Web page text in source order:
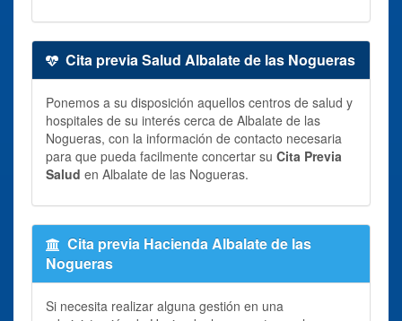
Cita previa Salud Albalate de las Nogueras
Ponemos a su disposición aquellos centros de salud y
hospitales de su interés cerca de Albalate de las
Nogueras, con la información de contacto necesaria
para que pueda facilmente concertar su Cita Previa
Salud en Albalate de las Nogueras.
Cita previa Hacienda Albalate de las
Nogueras
Si necesita realizar alguna gestión en una